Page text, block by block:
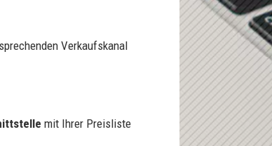
Verkaufskanal
mit Ihrer Preisliste